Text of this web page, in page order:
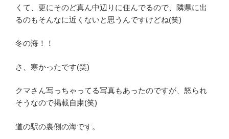
くて、更にそのど真ん中辺りに住んでるので、隣県に出
るのもそんなに近くないと思うんですけどね(笑)
冬の海！！
さ、寒かったです(笑)
クマさん写っちゃってる写真もあったのですが、怒られ
そうなので掲載自粛(笑)
道の駅の裏側の海です。